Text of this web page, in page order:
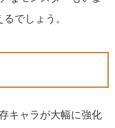
でしょう。
キャラが大幅に強化